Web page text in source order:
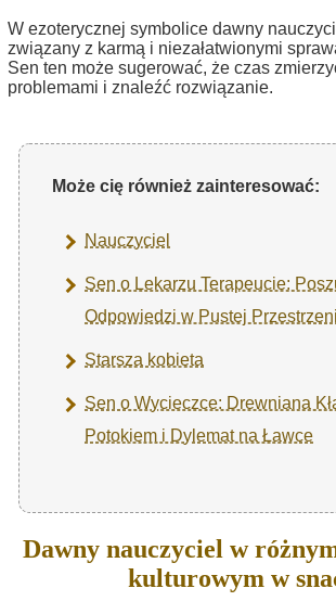
W ezoterycznej symbolice dawny
związany z karmą i niezałatwionymi
Sen ten może sugerować, że czas
problemami i znaleźć rozwiązanie.
Może cię również zainteresować:
Nauczyciel
Sen o Lekarzu Terapeucie:
Odpowiedzi w Pustej Przestrzeni
Starsza kobieta
Sen o Wycieczce: Drewniana
Potokiem i Dylemat na Ławce
Dawny nauczyciel w
kulturowym w